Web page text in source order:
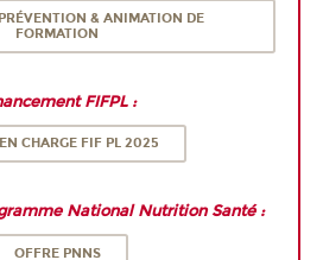
& ANIMATION DE
FORMATION
FIFPL :
CHARGE FIF PL 2025
National Nutrition Santé :
OFFRE PNNS